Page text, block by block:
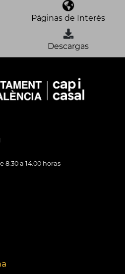
Páginas de Interés
Descargas
8:30 a 14:00 horas